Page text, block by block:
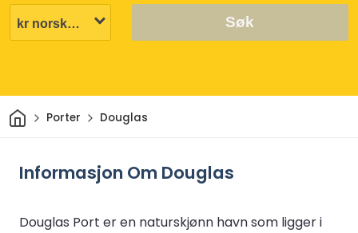
Søk
HjemPorter Douglas
Informasjon Om Douglas
Douglas Port er en naturskjønn havn som ligger i